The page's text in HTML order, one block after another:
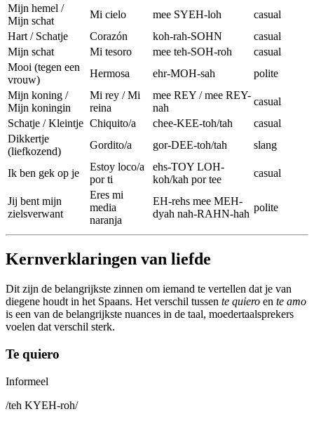
Mijn hemel /
Mijn schat
Mi cielo mee SYEH-loh
casual
Hart / Schatje
Corazón koh-rah-SOHN
casual
Mijn schat
Mi tesoro mee teh-SOH-roh
casual
Mooi (tegen een
vrouw)
Hermosa ehr-MOH-sah
polite
Mijn koning /
Mijn koningin
Mi rey / Mi
reina
mee REY / mee REY-
nah
casual
Schatje / Kleintje Chiquito/a chee-KEE-toh/tah
casual
Dikkertje
(liefkozend)
Gordito/a gor-DEE-toh/tah slang
Ik ben gek op je
Estoy loco/a
por ti
ehs-TOY LOH-
koh/kah por tee
casual
Jij bent mijn
zielsverwant
Eres mi
media
naranja
EH-rehs mee MEH-
dyah nah-RAHN-hah
polite
Kernverklaringen van liefde
Dit zijn de belangrijkste zinnen om iemand te vertellen dat je van
diegene houdt in het Spaans. Het verschil tussen te quiero en te amo
is een van de belangrijkste nuances in de taal, moedertaalsprekers
voelen dat verschil sterk.
Te quiero
Informeel
/teh KYEH-roh/